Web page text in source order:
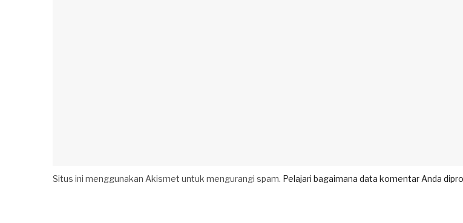
Situs ini menggunakan Akismet untuk mengurangi spam. Pelajari bagaimana data komentar Anda